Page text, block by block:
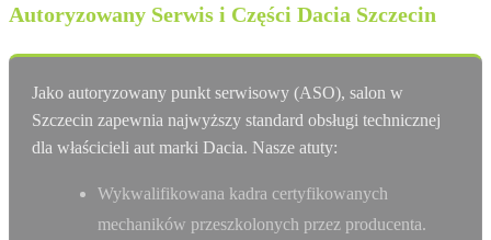
Autoryzowany Serwis i Części Dacia Szczecin
Jako autoryzowany punkt serwisowy (ASO), salon w
Szczecin zapewnia najwyższy standard obsługi technicznej
dla właścicieli aut marki Dacia. Nasze atuty:
Wykwalifikowana kadra certyfikowanych
mechaników przeszkolonych przez producenta.